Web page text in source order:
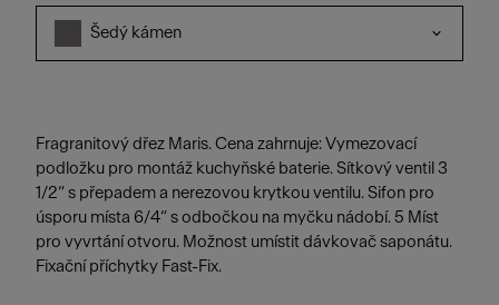
Šedý kámen
Fragranitový dřez Maris. Cena zahrnuje: Vymezovací
podložku pro montáž kuchyňské baterie. Sítkový ventil 3
1/2“ s přepadem a nerezovou krytkou ventilu. Sifon pro
úsporu místa 6/4“ s odbočkou na myčku nádobí. 5 Míst
pro vyvrtání otvoru. Možnost umístit dávkovač saponátu.
Fixační příchytky Fast-Fix.